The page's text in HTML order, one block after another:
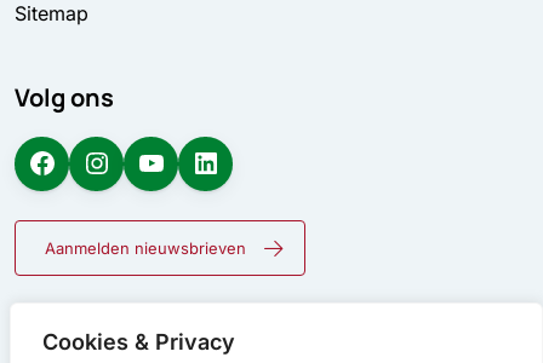
Cookies & Privacy
Sitemap
Volg ons
Facebook Instagram YouTube LinkedIn
Aanmelden nieuwsbrieven